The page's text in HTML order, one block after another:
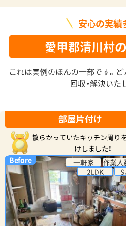
安心の実績
愛甲郡清川村
これは実例のほんの一部です。
回収・解決いた
部屋片付け
散らかっていたキッチン周り
けしました！
Before
一軒家
作業
2LDK